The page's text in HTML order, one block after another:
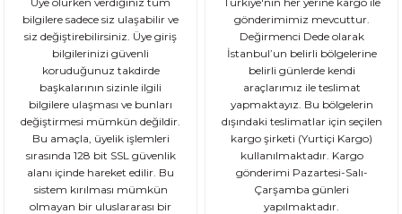
bilgilere sadece siz ulaşabilir ve
siz değiştirebilirsiniz. Üye giriş
bilgilerinizi güvenli
koruduğunuz takdirde
başkalarının sizinle ilgili
bilgilere ulaşması ve bunları
değiştirmesi mümkün değildir.
Bu amaçla, üyelik işlemleri
sırasında 128 bit SSL güvenlik
alanı içinde hareket edilir. Bu
sistem kırılması mümkün
olmayan bir uluslararası bir
gönderimimiz mevcuttur.
Değirmenci Dede olarak
İstanbul’un belirli bölgelerine
belirli günlerde kendi
araçlarımız ile teslimat
yapmaktayız. Bu bölgelerin
dışındaki teslimatlar için seçilen
kargo şirketi (Yurtiçi Kargo)
kullanılmaktadır. Kargo
gönderimi Pazartesi-Salı-
Çarşamba günleri
yapılmaktadır.